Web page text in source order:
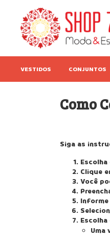
VESTIDOS CONJUNTOS
Como
Siga as
Clique
Você
Informe
Uma